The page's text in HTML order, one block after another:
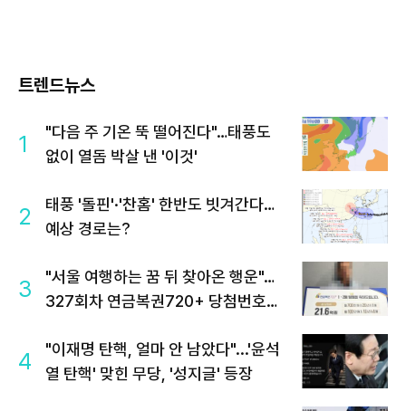
트렌드뉴스
1
"다음 주 기온 뚝 떨어진다"…태풍도
없이 열돔 박살 낸 '이것'
2
태풍 '돌핀'·'찬홈' 한반도 빗겨간다…
예상 경로는?
3
"서울 여행하는 꿈 뒤 찾아온 행운"…
327회차 연금복권720+ 당첨번호조
4
"이재명 탄핵, 얼마 안 남았다"...'윤석
열 탄핵' 맞힌 무당, '성지글' 등장